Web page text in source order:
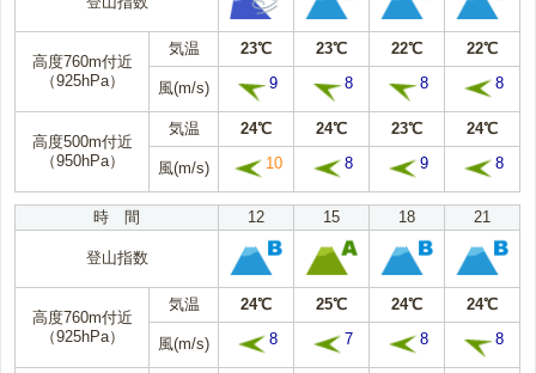
高度760m付近
（925hPa）
気温 23℃ 23℃ 22℃ 22℃
風(m/s) 9 8 8 8
高度500m付近
（950hPa）
気温 24℃ 24℃ 23℃ 24℃
風(m/s) 10 8 9 8
時 間 12 15 18 21
登山指数
高度760m付近
（925hPa）
気温 24℃ 25℃ 24℃ 24℃
風(m/s) 8 7 8 8